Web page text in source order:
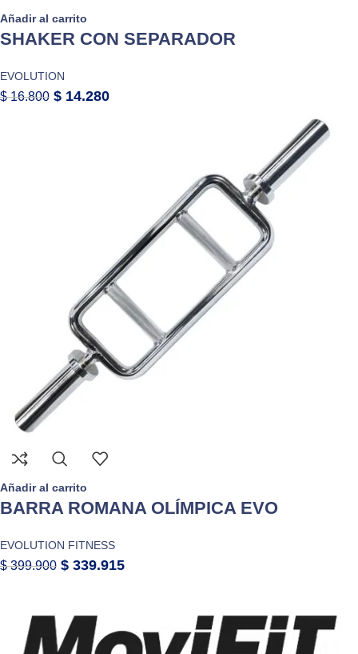
Añadir al carrito
SHAKER CON SEPARADOR
EVOLUTION
$16.800 $ 14.280
Añadir al carrito
BARRA ROMANA OLÍMPICA EVO
EVOLUTION FITNESS
$399.900 $ 339.915